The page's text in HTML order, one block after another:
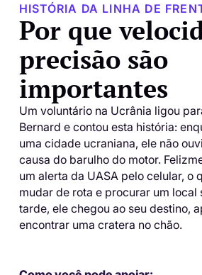
HISTÓRIA DA LINHA DE
Por que
precisão são
importantes
Um voluntário na Ucrânia ligou
Bernard e contou esta história:
uma cidade ucraniana, ele não
causa do barulho do motor.
um alerta da UASA pelo celular, o
mudar de rota e procurar um local
tarde, ele chegou ao seu destino,
encontrar uma cratera no chão.